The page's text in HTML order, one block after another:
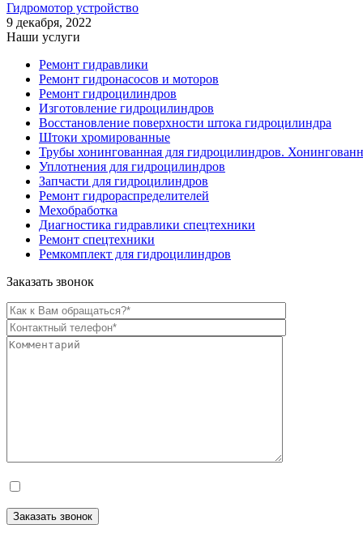
Гидромотор устройство
9 декабря, 2022
Наши услуги
Ремонт гидравлики
Ремонт гидронасосов и моторов
Ремонт гидроцилиндров
Изготовление гидроцилиндров
Восстановление поверхности штока гидроцилиндра
Штоки хромированные
Трубы хонингованная для гидроцилиндров.
Уплотнения для гидроцилиндров
Запчасти для гидроцилиндров
Ремонт гидрораспределителей
Мехобработка
Диагностика гидравлики спецтехники
Ремонт спецтехники
Ремкомплект для гидроцилиндров
Заказать звонок